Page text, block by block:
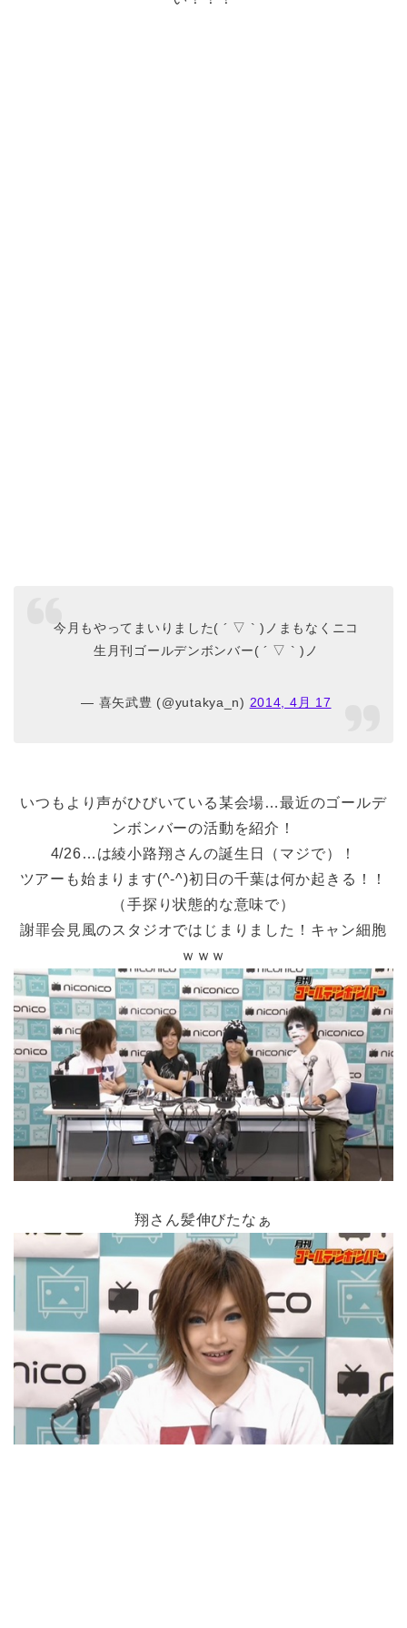
今月もやってまいりました( ´ ▽ ` )ノまもなくニコ
生月刊ゴールデンボンバー( ´ ▽ ` )ノ
— 喜矢武豊 (@yutakya_n) 2014, 4月 17
いつもより声がひびいている某会場…最近のゴールデ
ンボンバーの活動を紹介！
4/26…は綾小路翔さんの誕生日（マジで）！
ツアーも始まります(^-^)初日の千葉は何か起きる！！
（手探り状態的な意味で）
謝罪会見風のスタジオではじまりました！キャン細胞
ｗｗｗ
翔さん髪伸びたなぁ